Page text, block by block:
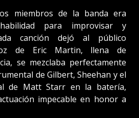
miembros de la banda era
para improvisar y
canción dejó al público
de Eric Martin, llena de
se mezclaba perfectamente
de Gilbert, Sheehan y el
de Matt Starr en la batería,
impecable en honor a